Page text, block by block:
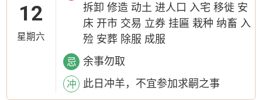
12
星期六
拆卸 修造 动土 进人口 入宅 移徙 安
床 开市 交易 立券 挂匾 栽种 纳畜 入
殓 安葬 除服 成服
忌 余事勿取
冲 此日冲羊，不宜参加求嗣之事